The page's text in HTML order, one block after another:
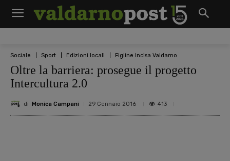
Sociale Sport Edizioni locali Figline Incisa Valdarno
Oltre la barriera: prosegue il progetto
Intercultura 2.0
di Monica Campani 29 Gennaio 2016 413